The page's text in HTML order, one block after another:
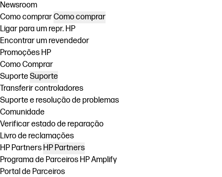
Newsroom
Como comprarComo comprar
Ligar para um repr. HP
Encontrar um revendedor
Promoções HP
Como Comprar
SuporteSuporte
Transferir controladores
Suporte e resolução de problemas
Comunidade
Verificar estado de reparação
Livro de reclamações
HP Partners HP Partners
Programa de Parceiros HP Amplify
Portal de Parceiros